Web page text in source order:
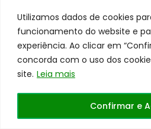
Utilizamos dados de cookies
funcionamento do website e
experiência. Ao clicar em
concorda com o uso dos
site. Leia mais
Confirmar e
Todos os direitos
desenvolvido